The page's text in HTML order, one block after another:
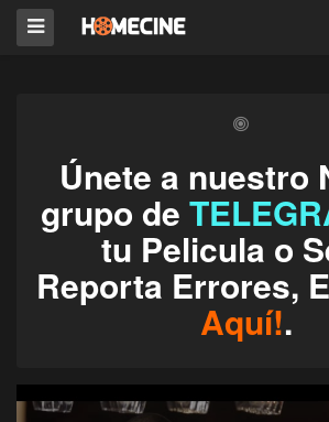
Únete a nuestro
grupo de
tu Pelicula o
Reporta Errores,
Aquí!.